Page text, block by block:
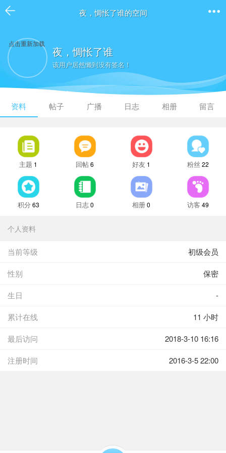
夜，惆怅了谁的空间
点击重新加载
夜，惆怅了谁
该用户居然懒到没有签名！
资料 帖子 广播 日志 相册 留言
主题 1 回帖6 好友 1 粉丝 22
积分 63 日志0 相册0 访客 49
个人资料
当前等级 初级会员
性别 保密
生日 -
累计在线 11 小时
最后访问 2018-3-10 16:16
注册时间 2016-3-5 22:00